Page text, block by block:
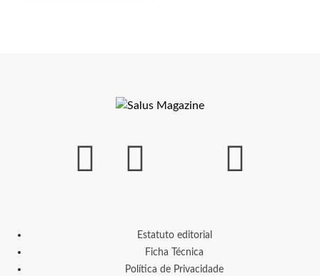
Estatuto editorial
Ficha Técnica
Política de Privacidade